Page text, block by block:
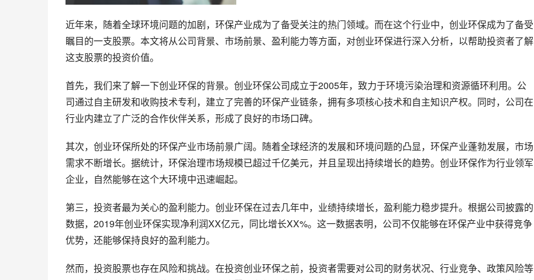
近年来，随着全球环境问题的加剧，环保产业成为了备受关注的热门领域。而在这个行业中，创业环保成为了备受
瞩目的一支股票。本文将从公司背景、市场前景、盈利能力等方面，对创业环保进行深入分析，以帮助投资者了解
这支股票的投资价值。
首先，我们来了解一下创业环保的背景。创业环保公司成立于2005年，致力于环境污染治理和资源循环利用。公
司通过自主研发和收购技术专利，建立了完善的环保产业链条，拥有多项核心技术和自主知识产权。同时，公司在
行业内建立了广泛的合作伙伴关系，形成了良好的市场口碑。
其次，创业环保所处的环保产业市场前景广阔。随着全球经济的发展和环境问题的凸显，环保产业蓬勃发展，市场
需求不断增长。据统计，环保治理市场规模已超过千亿美元，并且呈现出持续增长的趋势。创业环保作为行业领军
企业，自然能够在这个大环境中迅速崛起。
第三，投资者最为关心的盈利能力。创业环保在过去几年中，业绩持续增长，盈利能力稳步提升。根据公司披露的
数据，2019年创业环保实现净利润XX亿元，同比增长XX%。这一数据表明，公司不仅能够在环保产业中获得竞争
优势，还能够保持良好的盈利能力。
然而，投资股票也存在风险和挑战。在投资创业环保之前，投资者需要对公司的财务状况、行业竞争、政策风险等